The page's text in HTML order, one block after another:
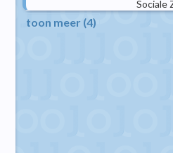
Sociale
toon meer (4)